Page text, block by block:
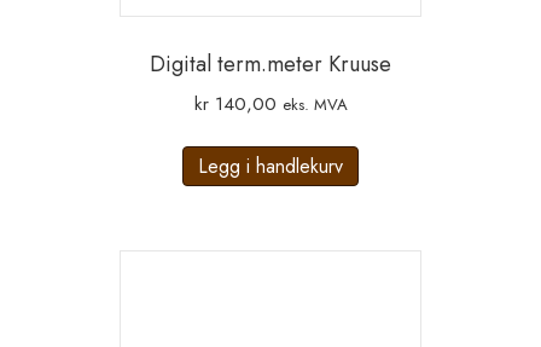
Digital term.meter Kruuse
kr140,00 eks. MVA
Legg i handlekurv